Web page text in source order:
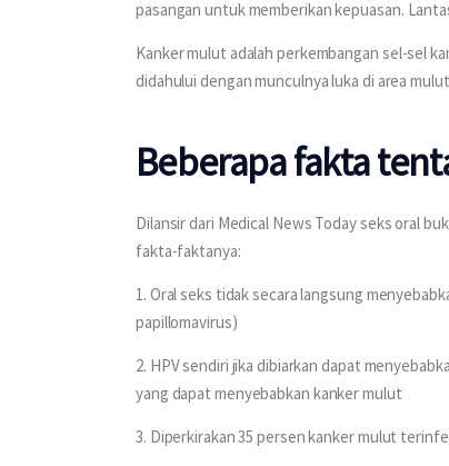
pasangan untuk memberikan kepuasan.
Kanker mulut adalah perkembangan sel-sel
didahului dengan munculnya luka di area
Beberapa fakta
Dilansir dari Medical News Today seks oral
fakta-faktanya:
1. Oral seks tidak secara langsung
papillomavirus)
2. HPV sendiri jika dibiarkan dapat
yang dapat menyebabkan kanker mulut
3. Diperkirakan 35 persen kanker mulut